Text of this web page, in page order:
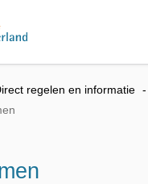
regelen en informatie